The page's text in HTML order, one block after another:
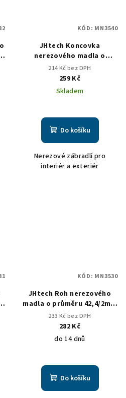
JHtech Koncovka
nerezového madla o
průměru 42,4/2mm oblouk
214 Kč bez DPH
259 Kč
Skladem
Do košíku
Nerezové zábradlí pro
interiér a exteriér
KÓD: MN3540
JHtech Roh nerezového
madla o průměru 42,4/2mm
ostrý
233 Kč bez DPH
282 Kč
do 14 dnů
Do košíku
KÓD: MN3530